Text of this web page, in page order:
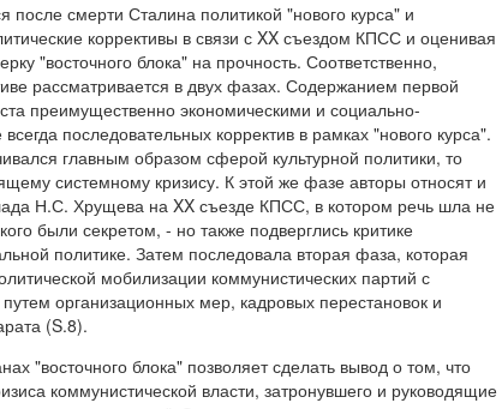
после смерти Сталина политикой "нового курса" и
коррективы в связи с XX съездом КПСС и оценивая
"восточного блока" на прочность. Соответственно,
рассматривается в двух фазах. Содержанием первой
преимущественно экономическими и социально-
последовательных корректив в рамках "нового курса".
главным образом сферой культурной политики, то
системному кризису. К этой же фазе авторы относят и
Н.С. Хрущева на XX съезде КПСС, в котором речь шла не
были секретом, - но также подверглись критике
политике. Затем последовала вторая фаза, которая
мобилизации коммунистических партий с
организационных мер, кадровых перестановок и
(S.8).
"восточного блока" позволяет сделать вывод о том, что
коммунистической власти, затронувшего и руководящие